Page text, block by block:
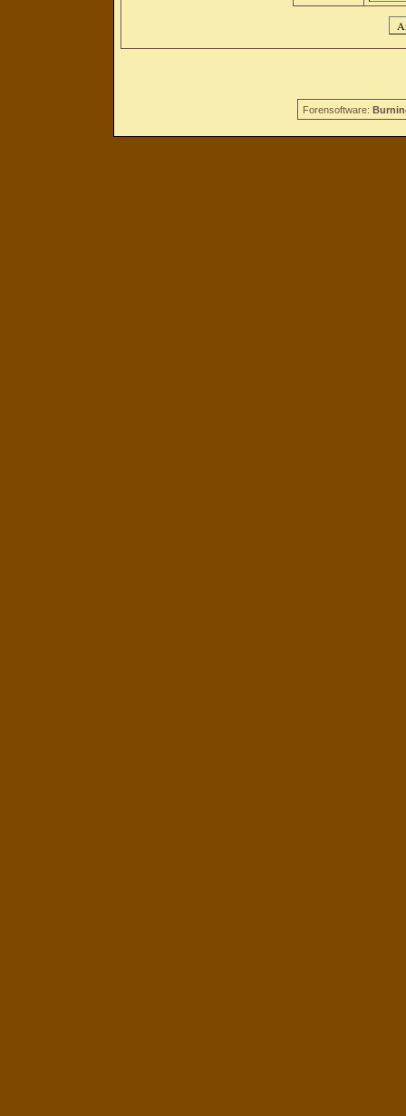
Forensoftware: